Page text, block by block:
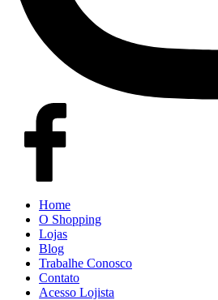
Home
O Shopping
Lojas
Blog
Trabalhe Conosco
Contato
Acesso Lojista